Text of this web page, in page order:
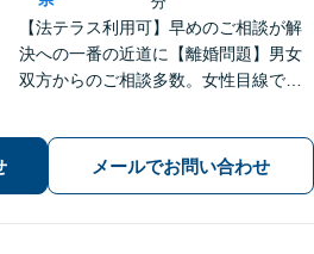
【法テラス利用可】早めのご相談が解
決への一番の近道に【離婚問題】男女
双方からのご相談多数。女性目線で、
債務整理の方法を提案し、人生の再出
発を支援します
メールでお問い合わせ